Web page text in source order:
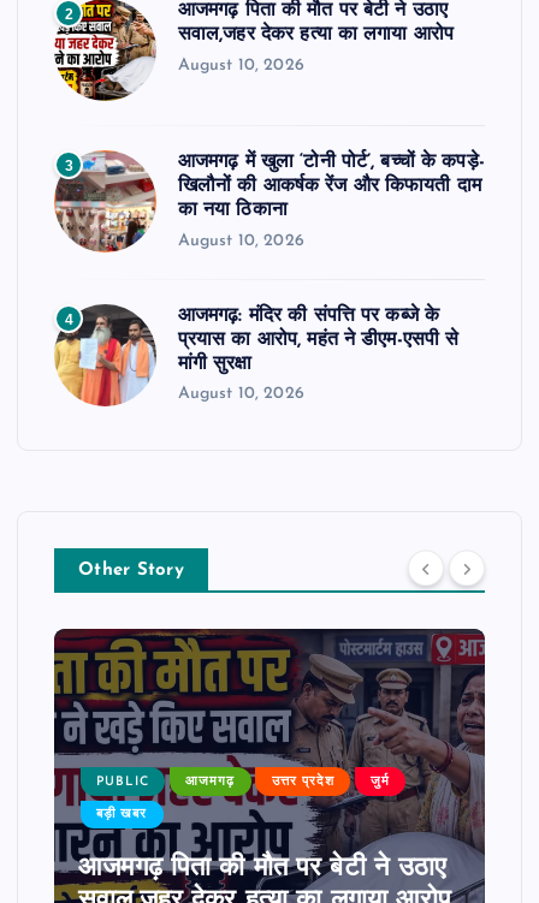
2
आजमगढ़ पिता की मौत पर बेटी ने उठाए
सवाल,जहर देकर हत्या का लगाया आरोप
August 10, 2026
3
आजमगढ़ में खुला ‘टोनी पोर्ट’, बच्चों के कपड़े-
खिलौनों की आकर्षक रेंज और किफायती दाम
का नया ठिकाना
August 10, 2026
4
आजमगढ़: मंदिर की संपत्ति पर कब्जे के
प्रयास का आरोप, महंत ने डीएम-एसपी से
मांगी सुरक्षा
August 10, 2026
Other Story
PUBLIC आजमगढ़ उत्तर प्रदेश जुर्म
बड़ी खबर
आजमगढ़ पिता की मौत पर बेटी ने उठाए